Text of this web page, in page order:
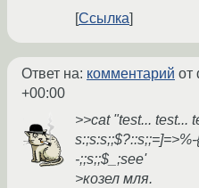
Ссылка
Ответ на: комментарий от
+00:00
>>cat "test... test...
-;;s;;$_;see'
>козел мля.